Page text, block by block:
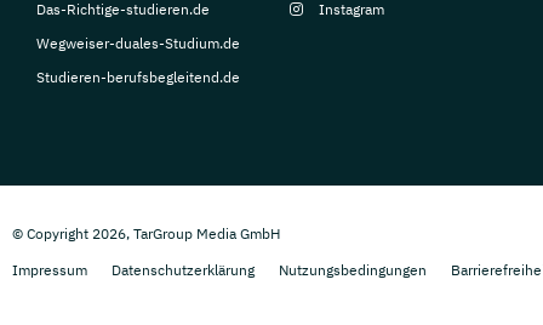
Das-Richtige-studieren.de
Wegweiser-duales-Studium.de
Studieren-berufsbegleitend.de
Instagram
© Copyright 2026, TarGroup Media GmbH
Impressum
Datenschutzerklärung Nutzungsbedingungen